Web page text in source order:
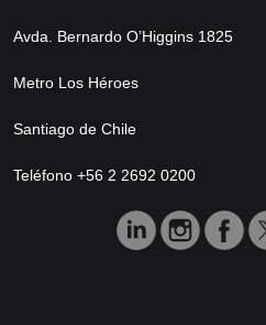
Avda. Bernardo O’Higgins 1825
Metro Los Héroes
Santiago de Chile
Teléfono +56 2 2692 0200